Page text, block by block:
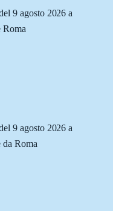
9 agosto 2026 a
Roma
9 agosto 2026 a
Roma